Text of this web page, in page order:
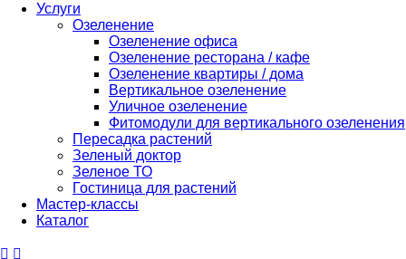
Услуги
Озеленение
Озеленение офиса
Озеленение ресторана / кафе
Озеленение квартиры / дома
Вертикальное озеленение
Уличное озеленение
Фитомодули для вертикального озеленения
Пересадка растений
Зеленый доктор
Зеленое ТО
Гостиница для растений
Мастер-классы
Каталог